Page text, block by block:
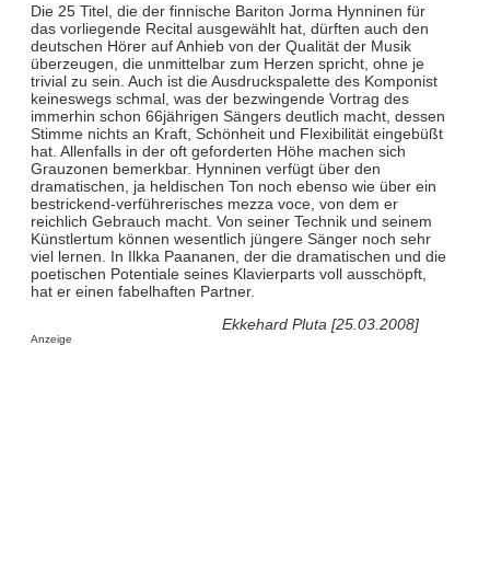
Die 25 Titel, die der finnische Bariton Jorma Hynninen für
das vorliegende Recital ausgewählt hat, dürften auch den
deutschen Hörer auf Anhieb von der Qualität der Musik
überzeugen, die unmittelbar zum Herzen spricht, ohne je
trivial zu sein. Auch ist die Ausdruckspalette des Komponist
keineswegs schmal, was der bezwingende Vortrag des
immerhin schon 66jährigen Sängers deutlich macht, dessen
Stimme nichts an Kraft, Schönheit und Flexibilität eingebüßt
hat. Allenfalls in der oft geforderten Höhe machen sich
Grauzonen bemerkbar. Hynninen verfügt über den
dramatischen, ja heldischen Ton noch ebenso wie über ein
bestrickend-verführerisches mezza voce, von dem er
reichlich Gebrauch macht. Von seiner Technik und seinem
Künstlertum können wesentlich jüngere Sänger noch sehr
viel lernen. In Ilkka Paananen, der die dramatischen und die
poetischen Potentiale seines Klavierparts voll ausschöpft,
hat er einen fabelhaften Partner.
Ekkehard Pluta [25.03.2008]
Anzeige